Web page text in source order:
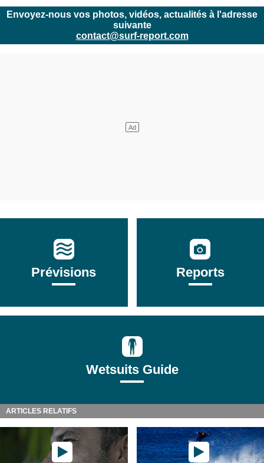
Envoyez-nous vos photos, vidéos, actualités à l'adresse
suivante
contact@surf-report.com
Prévisions Reports
Wetsuits Guide
ARTICLES RELATIFS